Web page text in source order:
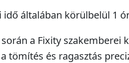
idő általában körülbelül 1
a Fixity szakemberei
tömítés és ragasztás